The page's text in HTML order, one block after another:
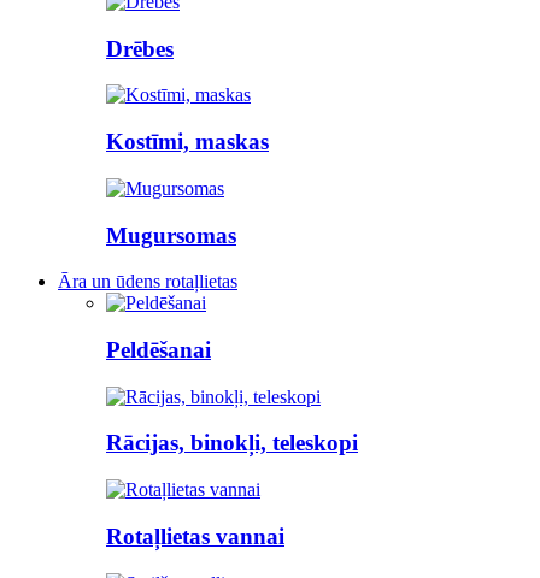
Drēbes
Kostīmi, maskas
Mugursomas
Āra un ūdens rotaļlietas
Peldēšanai
Rācijas, binokļi, teleskopi
Rotaļlietas vannai